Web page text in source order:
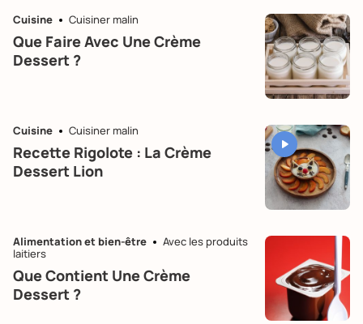
Cuisine Cuisiner malin
Que Faire Avec Une Crème
Dessert ?
Cuisine Cuisiner malin
Recette Rigolote : La Crème
Dessert Lion
Alimentation et bien-être
Avec les produits
laitiers
Que Contient Une Crème
Dessert ?